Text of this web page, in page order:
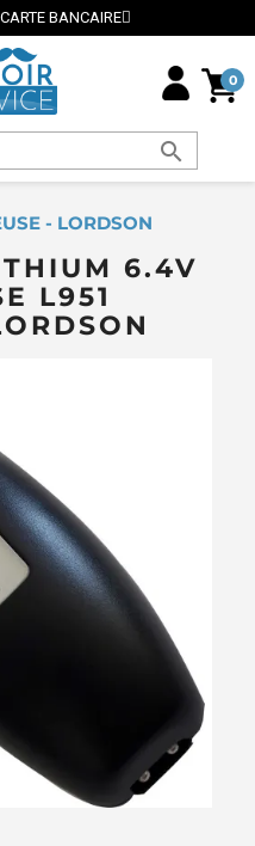
0
search
- LORDSON
6.4V
L951